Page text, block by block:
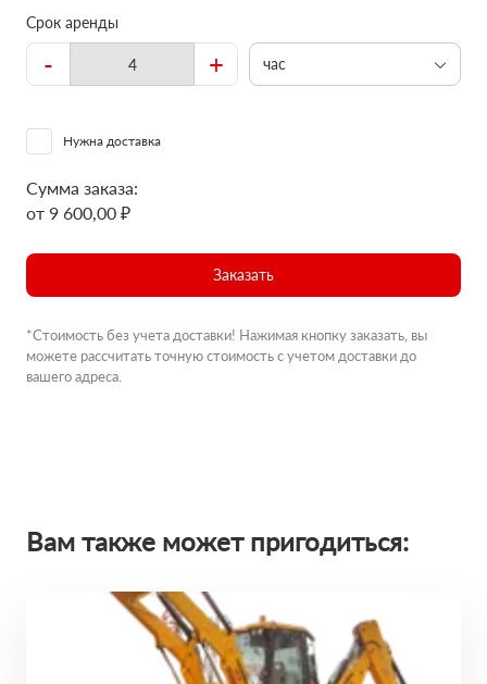
Срок аренды
- + час
Нужна доставка
Сумма заказа:
от 9 600,00 ₽
Заказать
*Стоимость без учета доставки! Нажимая кнопку заказать, вы
можете рассчитать точную стоимость с учетом доставки до
вашего адреса.
Вам также может пригодиться: